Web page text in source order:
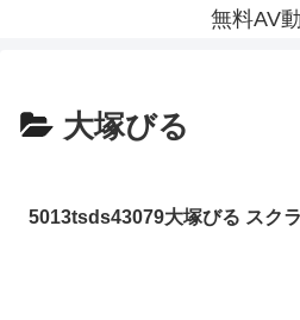
無料AV
大塚びる
5013tsds43079大塚びる スク